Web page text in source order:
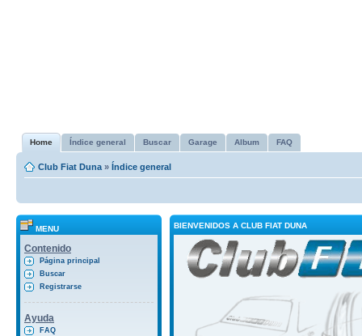
Home Índice general Buscar Garage Album FAQ
Club Fiat Duna » Índice general
MENU
Contenido
Página principal
Buscar
Registrarse
Ayuda
FAQ
BIENVENIDOS A CLUB FIAT DUNA